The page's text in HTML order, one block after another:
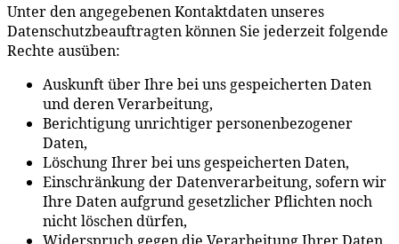
Unter den angegebenen Kontaktdaten unseres
Datenschutzbeauftragten können Sie jederzeit folgende
Rechte ausüben:
Auskunft über Ihre bei uns gespeicherten Daten
und deren Verarbeitung,
Berichtigung unrichtiger personenbezogener
Daten,
Löschung Ihrer bei uns gespeicherten Daten,
Einschränkung der Datenverarbeitung, sofern wir
Ihre Daten aufgrund gesetzlicher Pflichten noch
nicht löschen dürfen,